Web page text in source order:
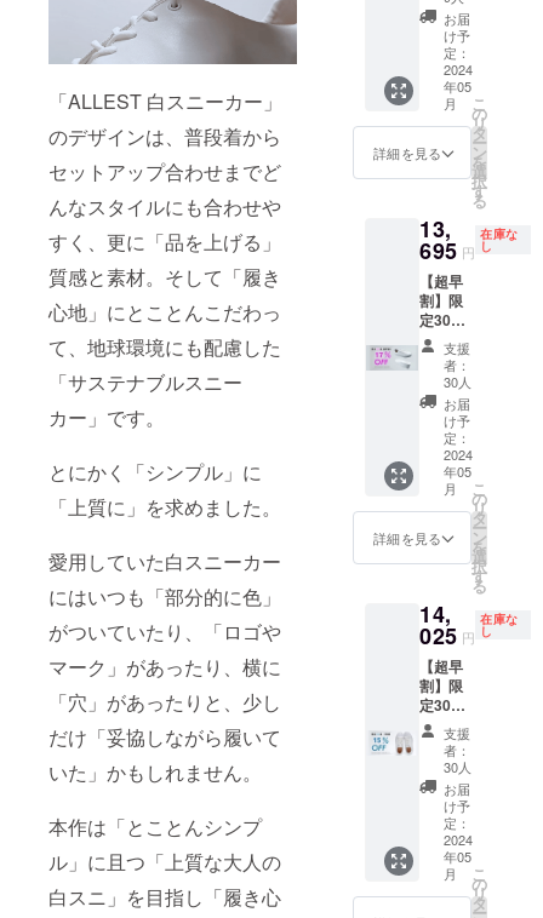
「ALLEST 白スニーカー」
のデザインは、普段着から
セットアップ合わせまでど
んなスタイルにも合わせや
すく、更に「品を上げる」
質感と素材。そして「履き
心地」にとことんこだわっ
て、地球環境にも配慮した
「サステナブルスニー
カー」です。
とにかく「シンプル」に
「上質に」を求めました。
愛用していた白スニーカー
にはいつも「部分的に色」
がついていたり、「ロゴや
マーク」があったり、横に
「穴」があったりと、少し
だけ「妥協しながら履いて
いた」かもしれません。
本作は「とことんシンプ
ル」に且つ「上質な大人の
白スニ」を目指し「履き心
ズ選択
にはあ
りませ
ん。申
し訳ご
ざいま
せん。
限定30
足：白
12％OF
F 一般
予定販
売価格
16,500
円の
12％OF
⇒14,52
0円
（税・
送料込
み）
お届
け予
定：
2024
年05
月
詳細を見る
こ
の
リ
タ
ー
ン
を
選
択
す
る
13,
695 円
在庫な
し
【超早
割】限
定30
足：白
スニー
カー
17％OF
F 一般
予定販
売価格
16,500
円の
17％OF
F
⇒13,69
送料込
み）
支援
者：
30人
お届
け予
定：
2024
年05
月
詳細を見る
こ
の
リ
タ
ー
ン
を
選
択
す
る
14,
025 円
在庫な
し
【超早
割】限
定30
足：白
スニー
カー
15％OF
F 一般
予定販
売価格
16,500
円の
15％OF
支援
者：
30人
お届
け予
定：
2024
年05
月
こ
の
リ
タ
ー